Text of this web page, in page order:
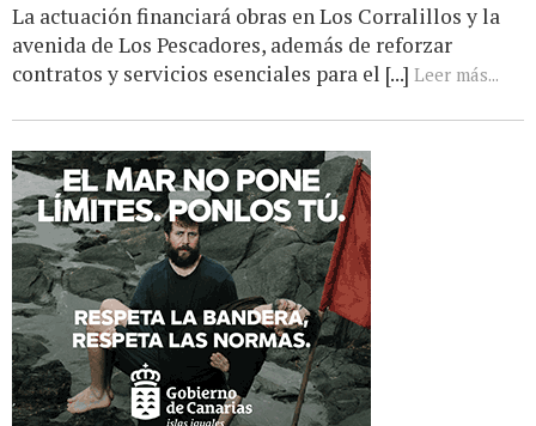
La actuación financiará obras en Los Corralillos y la
avenida de Los Pescadores, además de reforzar
contratos y servicios esenciales para el [...] Leer más...